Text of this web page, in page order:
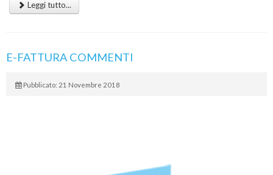
Leggi tutto...
E-FATTURA COMMENTI
Pubblicato: 21 Novembre 2018